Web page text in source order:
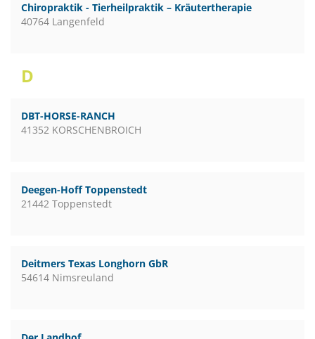
Chiropraktik - Tierheilpraktik – Kräutertherapie
40764 Langenfeld
D
DBT-HORSE-RANCH
41352 KORSCHENBROICH
Deegen-Hoff Toppenstedt
21442 Toppenstedt
Deitmers Texas Longhorn GbR
54614 Nimsreuland